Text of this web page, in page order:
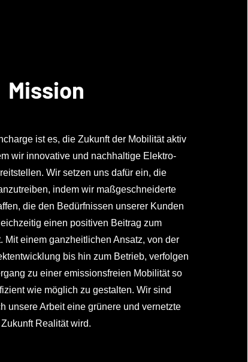
Mission
ist es, die Zukunft der Mobilität aktiv
wir innovative und nachhaltige Elektro-
Wir setzen uns dafür ein, die
indem wir maßgeschneiderte
die den Bedürfnissen unserer Kunden
einen positiven Beitrag zum
Mit einem ganzheitlichen Ansatz, von der
bis hin zum Betrieb, verfolgen
zu einer emissionsfreien Mobilität so
wie möglich zu gestalten. Wir sind
unsere Arbeit eine grünere und vernetzte
Zukunft Realität wird.